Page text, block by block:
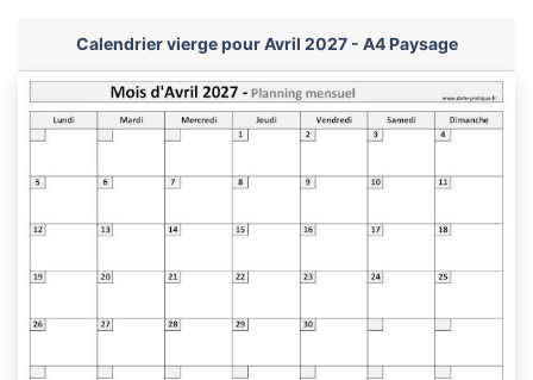
Calendrier vierge pour Avril 2027 - A4 Paysage